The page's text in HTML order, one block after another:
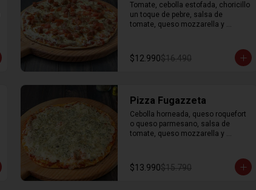
Tomate, cebolla estofada, choricillo
un toque de pebre, salsa de
tomate, queso mozzarella y
$12.990$16.490
Pizza Fugazzeta
Cebolla horneada, queso roquefort
o queso parmesano, salsa de
tomate, queso mozzarella y
$13.990$15.790